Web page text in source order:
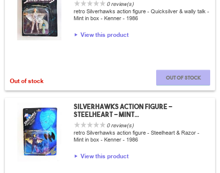
0 review(s)
retro Silverhawks action figure - Quicksilver & wally talk -
Mint in box - Kenner - 1986
View this product
Out of stock Out of stock
Silverhawks action figure -
Steelheart - Mint...
0 review(s)
retro Silverhawks action figure - Steelheart & Razor -
Mint in box - Kenner - 1986
View this product